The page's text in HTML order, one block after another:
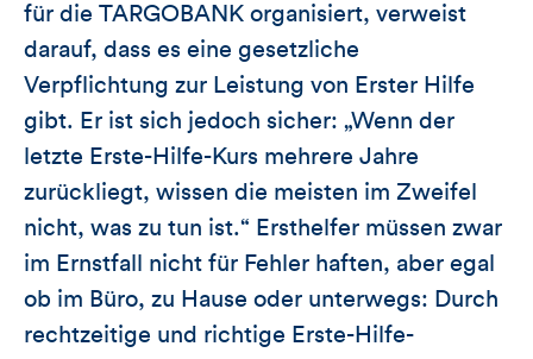
für die TARGOBANK organisiert, verweist
darauf, dass es eine gesetzliche
Verpflichtung zur Leistung von Erster Hilfe
gibt. Er ist sich jedoch sicher: „Wenn der
letzte Erste-Hilfe-Kurs mehrere Jahre
zurückliegt, wissen die meisten im Zweifel
nicht, was zu tun ist.“ Ersthelfer müssen zwar
im Ernstfall nicht für Fehler haften, aber egal
ob im Büro, zu Hause oder unterwegs: Durch
rechtzeitige und richtige Erste-Hilfe-